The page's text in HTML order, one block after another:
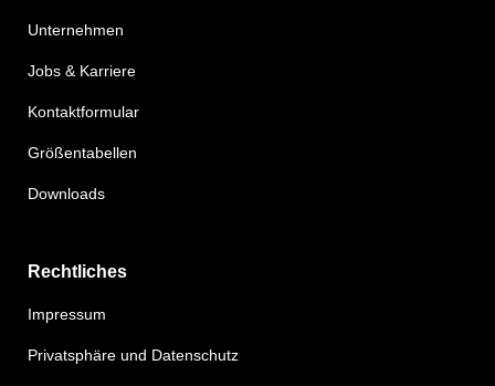
Unternehmen
Jobs & Karriere
Kontaktformular
Größentabellen
Downloads
Rechtliches
Impressum
Privatsphäre und Datenschutz